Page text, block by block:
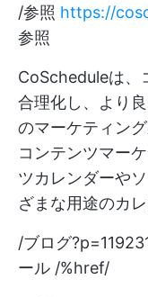
/参照 https://
参照
CoScheduleは、
合理化し、より
のマーケティン
コンテンツマー
ツカレンダーや
ざまな用途のカ
/ブログ
ール /%href/